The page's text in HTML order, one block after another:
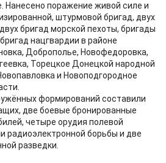
Нанесено поражение живой силе и
штурмовой бригад, двух
бригад морской пехоты, бригады
нацгвардии в районе
Доброполье, Новофедоровка,
Торецкое Донецкой народной
и Новоподгородное
формирований составили
две боевые бронированные
четыре орудия полевой
радиоэлектронной борьбы и две
разведки.